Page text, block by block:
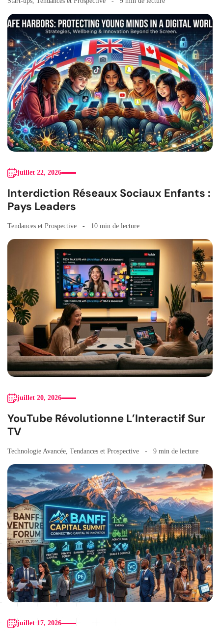
juillet 22, 2026
Interdiction Réseaux Sociaux Enfants :
Pays Leaders
Tendances et Prospective 10 min de lecture
juillet 20, 2026
YouTube Révolutionne L’Interactif Sur
TV
Technologie Avancée, Tendances et Prospective 9 min de lecture
juillet 17, 2026